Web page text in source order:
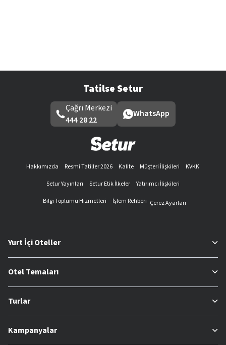
Tatilse Setur
Çağrı Merkezi
444 28 22
WhatsApp
Hakkımızda Resmi Tatiller 2026 Kalite Müşteri İlişkileri
KVKK
Setur Yayınları
Setur Etik İlkeler
Yatırımcı İlişkileri
Bilgi Toplumu Hizmetleri
İşlem Rehberi Çerez Ayarları
Yurt İçi Oteller
Otel Temaları
Turlar
Kampanyalar